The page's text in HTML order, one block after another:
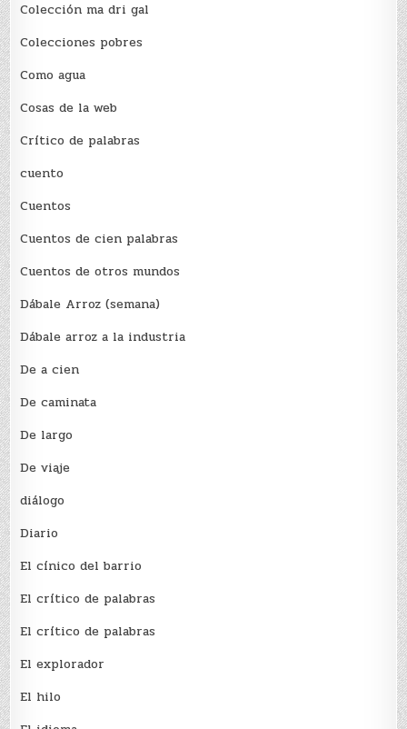
Colección ma dri gal
Colecciones pobres
Como agua
Cosas de la web
Crítico de palabras
cuento
Cuentos
Cuentos de cien palabras
Cuentos de otros mundos
Dábale Arroz (semana)
Dábale arroz a la industria
De a cien
De caminata
De largo
De viaje
diálogo
Diario
El cínico del barrio
El crí­tico de palabras
El crí­tico de palabras
El explorador
El hilo